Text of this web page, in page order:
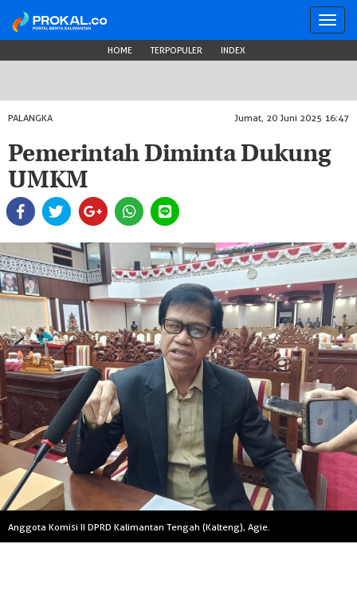
HOME TERPOPULER INDEX
PALANGKA Jumat, 20 Juni 2025 16:47
Pemerintah Diminta Dukung
UMKM
Anggota Komisi II DPRD Kalimantan Tengah (Kalteng), Agie.